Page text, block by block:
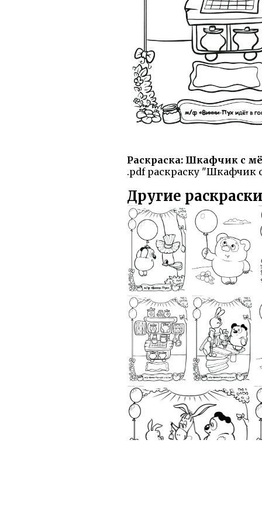
Раскраска: Шкафчик с
.pdf раскраску "Шкафчик
Другие